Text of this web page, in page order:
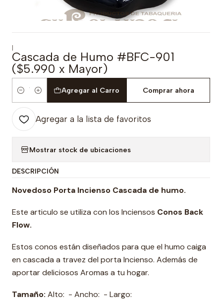
|
Cascada de Humo #BFC-901
($5.990 x Mayor)
Cantidad
Agregar al Carro Comprar ahora
Agregar a la lista de favoritos
Mostrar stock de ubicaciones
DESCRIPCIÓN
Novedoso Porta Incienso Cascada de humo.
Este articulo se utiliza con los Inciensos Conos Back
Flow.
Estos conos están diseñados para que el humo caiga
en cascada a travez del porta Incienso. Además de
aportar deliciosos Aromas a tu hogar.
Tamaño: Alto: - Ancho: - Largo: